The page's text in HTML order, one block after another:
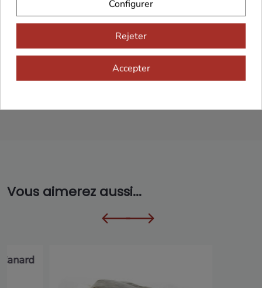
Cadeaux dès 99€
Vous aimerez aussi...
Configurer
Rejeter
Accepter